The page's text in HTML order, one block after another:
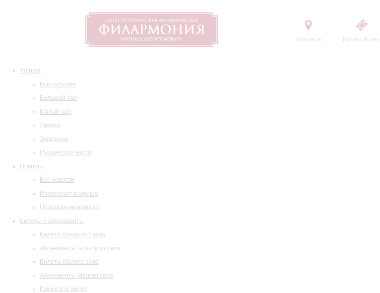
Контакты Купить билет
Афиша
Все события
Большой зал
Малый зал
Лекции
Экскурсии
Пушкинская карта
Новости
Все новости
Изменения в афише
Подписка на новости
Билеты и абонементы
Билеты Большого зала
Абонементы Большого зала
Билеты Малого зала
Абонементы Малого зала
Как купить билет